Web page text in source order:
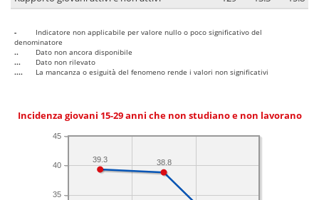
-
Indicatore non applicabile per valore nullo o poco significativo del
denominatore
..
Dato non ancora disponibile
...
Dato non rilevato
....
La mancanza o esiguità del fenomeno rende i valori non significativi
Incidenza giovani 15-29 anni che non studiano e non lavorano
35
40
45
38.8
39.3